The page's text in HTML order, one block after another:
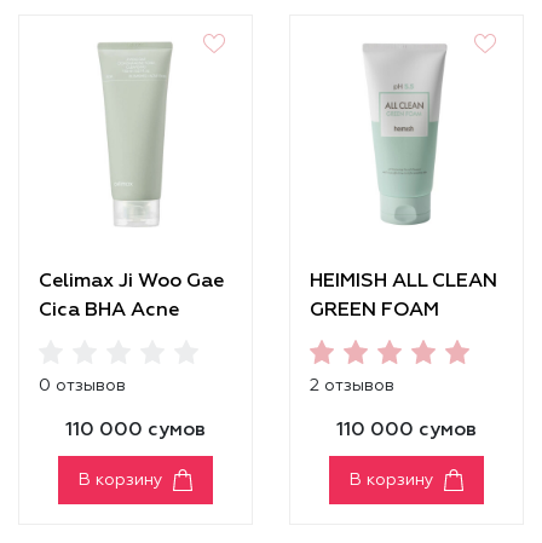
Celimax Ji Woo Gae
Cica BHA Acne
0 отзывов
110 000 сумов
В корзину
HEIMISH ALL CLEAN
GREEN FOAM
2 отзывов
110 000 сумов
В корзину